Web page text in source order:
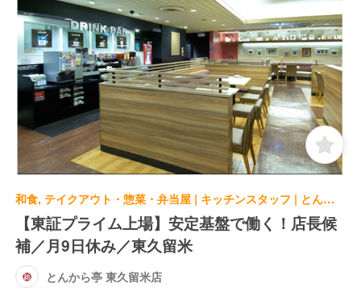
和食, テイクアウト・惣菜・弁当屋 | キッチンスタッフ | とんから亭 東久留米店
【東証プライム上場】安定基盤で働く！店長候
補／月9日休み／東久留米
とんから亭 東久留米店